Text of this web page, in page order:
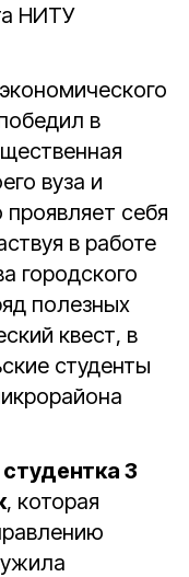
НИТУ
в
вуза и
себя
в работе
городского
полезных
квест, в
студенты
студентка 3
, которая